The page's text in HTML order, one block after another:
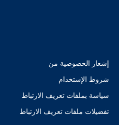
إشعار الخصوصية من
شروط الإستخدام
سياسة بملفات تعريف الارتباط
تفضيلات ملفات تعريف الارتباط